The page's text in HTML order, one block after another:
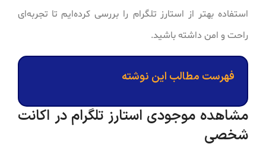
استفاده بهتر از استارز تلگرام را بررسی کرده‌ایم تا تجربه‌ای
راحت و امن داشته باشید.
فهرست مطالب این نوشته
مشاهده موجودی استارز تلگرام در اکانت
شخصی